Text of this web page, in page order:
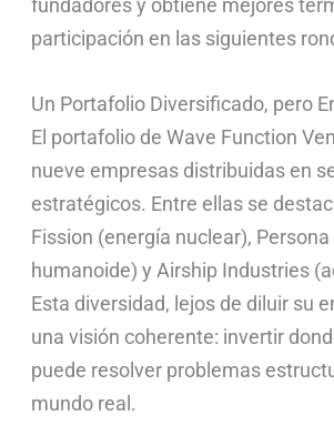
fundadores y obtiene mejores
participación en las siguientes
Un Portafolio Diversificado, pero
El portafolio de Wave Function
nueve empresas distribuidas en
estratégicos. Entre ellas se
Fission (energía nuclear),
humanoide) y Airship Industries
Esta diversidad, lejos de diluir su
una visión coherente: invertir
puede resolver problemas
mundo real.